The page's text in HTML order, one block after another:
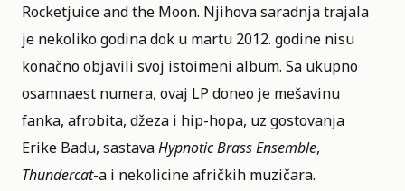
Rocketjuice and the Moon. Njihova saradnja trajala
je nekoliko godina dok u martu 2012. godine nisu
konačno objavili svoj istoimeni album. Sa ukupno
osamnaest numera, ovaj LP doneo je mešavinu
fanka, afrobita, džeza i hip-hopa, uz gostovanja
Erike Badu, sastavaHypnotic Brass Ensemble,
Thundercat-a i nekolicine afričkih muzičara.